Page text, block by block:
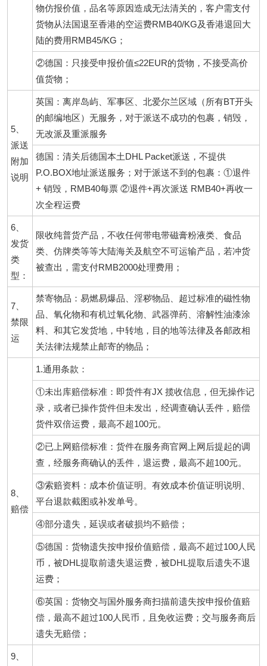
物仿报价值，品名等原因造成无法清关的，客户需支付
货物从法国退至香港的空运费RMB40/KG及香港退回大
陆的费用RMB45/KG；
②德国：只接受申报价值≤22EUR的货物，不接受高价
值货物；
5、
派送
附加
说明
英国：离岸岛屿、军事区、北爱尔兰区域（所有BT开头
的邮编地区）无服务，对于派送不成功的包裹，销毁，
无改派及重派服务
德国：清关后德国本土DHL Packet派送，不提供
P.O.BOX地址派送服务；对于派送不到的包裹：①退件
+ 销毁，RMB40每票 ②退件+再次派送 RMB40+再收一
次全程运费
6、
发货
类
型：
限收纯普货产品，不收任何带电带磁膏粉液类、食品
类、仿牌类等等大陆海关及航空不可运输产品，若冲货
被查出，需支付RMB2000处理费用；
7、
禁限
运
禁寄物品：易燃易爆品、淫秽物品、超过标准的磁性物
品、氧化物和有机过氧化物、武器弹药、溶解性油漆涂
料、和其它发货地，中转地，目的地等法律及各邮政相
关法律法规禁止邮寄的物品；
8、
赔偿
1.通用条款：
①未出库赔偿标准：即货件有JX 揽收信息，但无操作记
录，或者已操作货件但未发出，经调查确认丢件，赔偿
货件双倍运费，最高不超100元。
②已上网赔偿标准：货件在服务商官网上网后提起的调
查，经服务商确认的丢件，退运费，最高不超100元。
③索赔资料：成本价值证明。有效成本价值证明说明、
平台退款截图或补发单号。
④部分遗失，延误或者破损均不赔偿；
⑤德国：货物遗失按申报价值赔偿，最高不超过100人民
币，被DHL提取前遗失退运费，被DHL提取后遗失不退
运费；
⑥英国：货物交与国外服务商扫描前遗失按申报价值赔
偿，最高不超过100人民币，且免收运费；交与服务商后
遗失无赔偿；
9、